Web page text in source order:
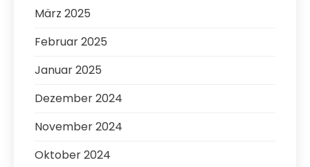
März 2025
Februar 2025
Januar 2025
Dezember 2024
November 2024
Oktober 2024